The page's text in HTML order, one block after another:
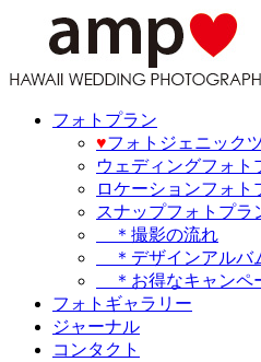
フォトプラン
♥️フォトジェニック
ウェディングフォト
ロケーションフォト
スナップフォトプラ
＊撮影の流れ
＊デザインアルバ
＊お得なキャンペ
フォトギャラリー
ジャーナル
コンタクト